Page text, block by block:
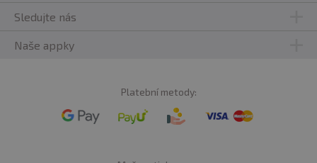
Sledujte nás
Naše appky
Platební metody: